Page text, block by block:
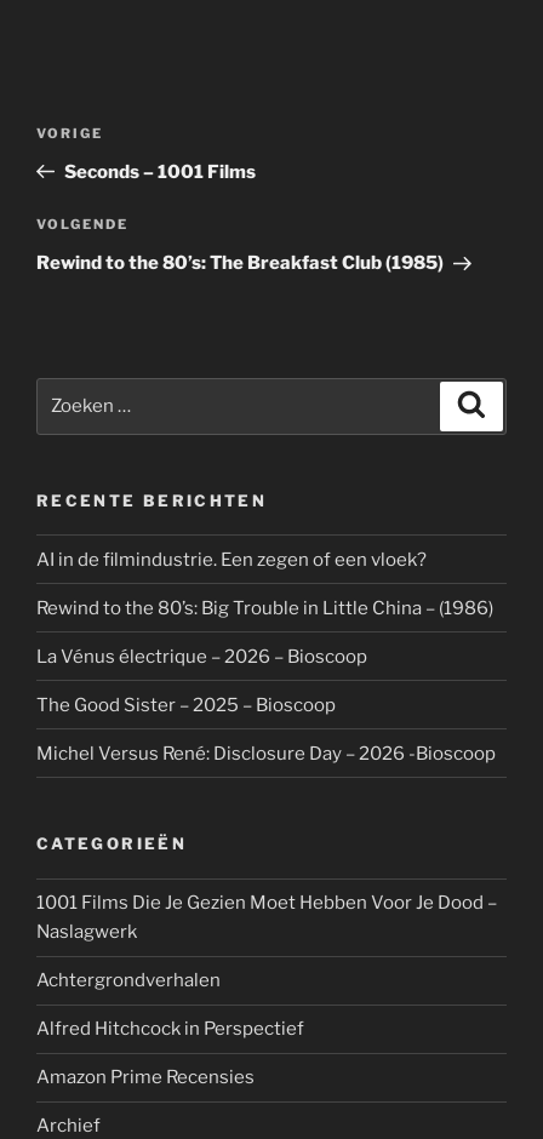
Vorig
bericht
VORIGE
Seconds – 1001 Films
Volgend
bericht
VOLGENDE
Rewind to the 80’s: The Breakfast Club (1985)
RECENTE BERICHTEN
AI in de filmindustrie. Een zegen of een vloek?
Rewind to the 80’s: Big Trouble in Little China – (1986)
La Vénus électrique – 2026 – Bioscoop
The Good Sister – 2025 – Bioscoop
Michel Versus René: Disclosure Day – 2026 -Bioscoop
CATEGORIEËN
1001 Films Die Je Gezien Moet Hebben Voor Je Dood –
Naslagwerk
Achtergrondverhalen
Alfred Hitchcock in Perspectief
Amazon Prime Recensies
Archief